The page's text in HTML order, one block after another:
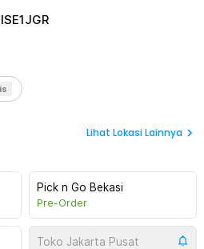
Lihat Lokasi Lainnya
Pick n Go Bekasi
Pre-Order
Toko Jakarta Pusat